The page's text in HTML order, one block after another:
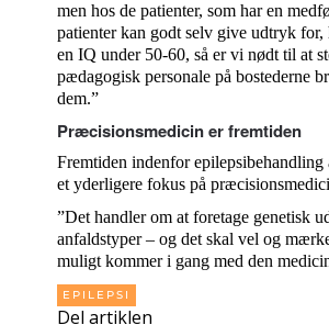
men hos de patienter, som har en
patienter kan godt selv give udtryk for,
en IQ under 50-60, så er vi nødt til at
pædagogisk personale på bostederne
dem.”
Præcisionsmedicin er fremtiden
Fremtiden indenfor
et yderligere fokus på
”Det handler om at foretage genetisk
anfaldstyper – og det skal vel og
muligt kommer i gang med den
EPILEPSI
Del artiklen